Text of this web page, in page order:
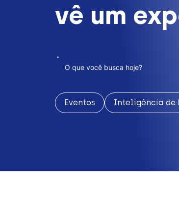
vê um
Eventos Inteligência de